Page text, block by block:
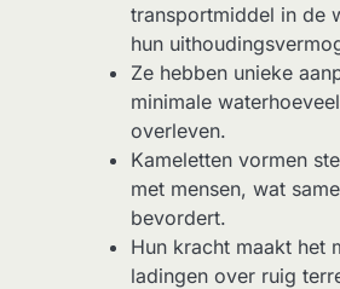
transportmiddel in de
hun
Ze hebben unieke
minimale
overleven.
Kameletten vormen
met mensen, wat
bevordert.
Hun kracht maakt het
ladingen over ruig